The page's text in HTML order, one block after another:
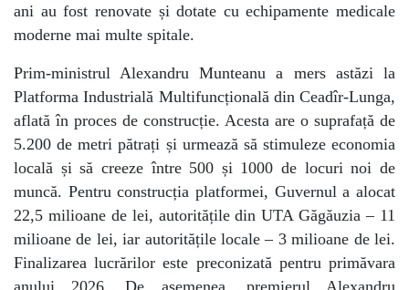
ani au fost renovate și dotate cu echipamente medicale
moderne mai multe spitale.
Prim-ministrul Alexandru Munteanu a mers astăzi la
Platforma Industrială Multifuncțională din Ceadîr-Lunga,
aflată în proces de construcție. Acesta are o suprafață de
5.200 de metri pătrați și urmează să stimuleze economia
locală și să creeze între 500 și 1000 de locuri noi de
muncă. Pentru construcția platformei, Guvernul a alocat
22,5 milioane de lei, autoritățile din UTA Găgăuzia – 11
milioane de lei, iar autoritățile locale – 3 milioane de lei.
Finalizarea lucrărilor este preconizată pentru primăvara
anului 2026. De asemenea, premierul Alexandru